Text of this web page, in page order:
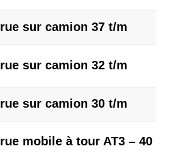
sur camion 37 t/m
sur camion 32 t/m
sur camion 30 t/m
mobile à tour AT3 – 40 m